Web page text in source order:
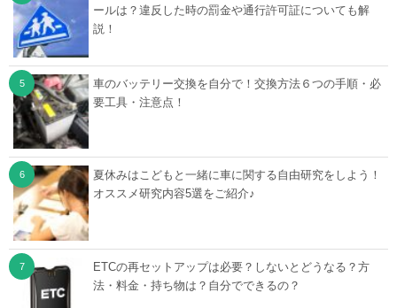
ールは？違反した時の罰金や通行許可証についても解
説！
車のバッテリー交換を自分で！交換方法６つの手順・必
要工具・注意点！
夏休みはこどもと一緒に車に関する自由研究をしよう！
オススメ研究内容5選をご紹介♪
ETCの再セットアップは必要？しないとどうなる？方
法・料金・持ち物は？自分でできるの？